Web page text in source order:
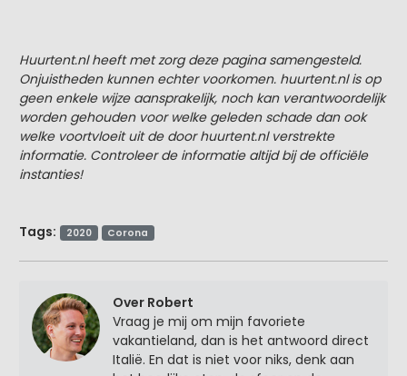
Huurtent.nl heeft met zorg deze pagina samengesteld.
Onjuistheden kunnen echter voorkomen. huurtent.nl is op
geen enkele wijze aansprakelijk, noch kan verantwoordelijk
worden gehouden voor welke geleden schade dan ook
welke voortvloeit uit de door huurtent.nl verstrekte
informatie. Controleer de informatie altijd bij de officiële
instanties!
Tags: 2020 Corona
Over Robert
Vraag je mij om mijn favoriete
vakantieland, dan is het antwoord direct
Italië. En dat is niet voor niks, denk aan